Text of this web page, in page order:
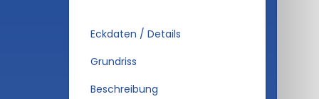
Eckdaten / Details
Grundriss
Beschreibung